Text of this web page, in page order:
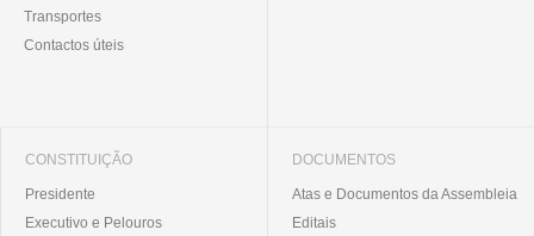
Transportes
Contactos úteis
CONSTITUIÇÃO
Presidente
Executivo e Pelouros
DOCUMENTOS
Atas e Documentos da Assembleia
Editais